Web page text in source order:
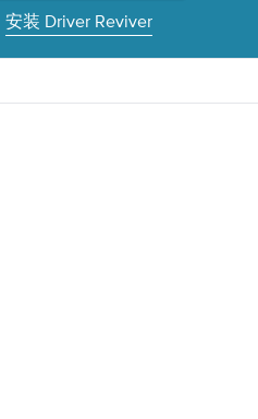
安装 Driver Reviver